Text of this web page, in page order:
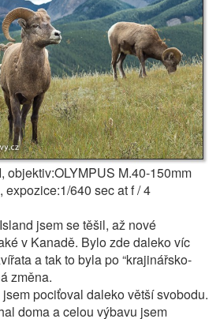
objektiv:OLYMPUS M.40-150mm
expozice:1/640 sec at f / 4
jsem se těšil, až nové
v Kanadě. Bylo zde daleko víc
a tak to byla po “krajinářsko-
změna.
pociťoval daleko větší svobodu.
doma a celou výbavu jsem